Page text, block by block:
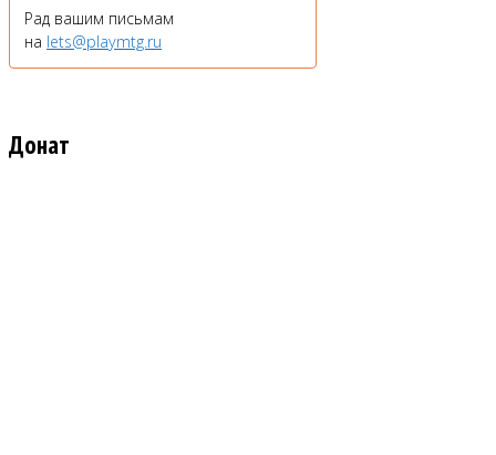
Рад вашим письмам
на lets@playmtg.ru
Донат